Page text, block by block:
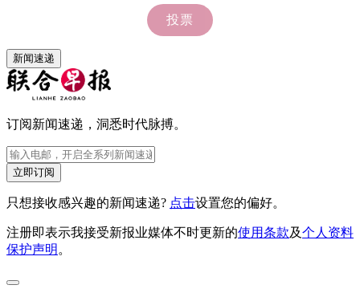
新闻速递
订阅新闻速递，洞悉时代脉搏。
立即订阅
只想接收感兴趣的新闻速递? 点击设置您的偏好。
注册即表示我接受新报业媒体不时更新的使用条款及个人资料
保护声明 。